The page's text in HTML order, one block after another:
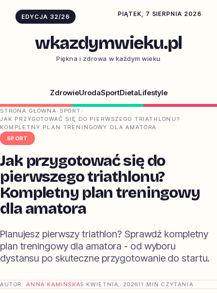
EDYCJA 32/26 PIĄTEK, 7 SIERPNIA 2026
wkazdymwieku.pl
Piękna i zdrowa w każdym wieku
ZdrowieUrodaSportDietaLifestyle
STRONA GŁÓWNA › SPORT ›
JAK PRZYGOTOWAĆ SIĘ DO PIERWSZEGO TRIATHLONU?
KOMPLETNY PLAN TRENINGOWY DLA AMATORA
SPORT
Jak przygotować się do
pierwszego triathlonu?
Kompletny plan treningowy
dla amatora
Planujesz pierwszy triathlon? Sprawdź kompletny
plan treningowy dla amatora - od wyboru
dystansu po skuteczne przygotowanie do startu.
AUTOR:ANNA KAMIŃSKA5 KWIETNIA, 202611 MIN CZYTANIA